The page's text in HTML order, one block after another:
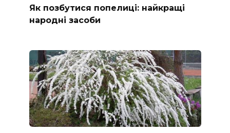
Як позбутися попелиці: найкращі
народні засоби